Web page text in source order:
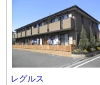
レグルス